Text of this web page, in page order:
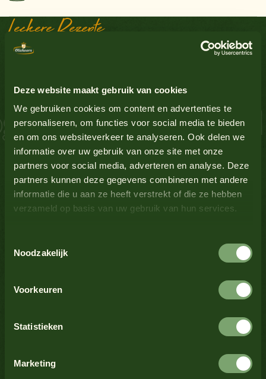
Deze website maakt gebruik van cookies
We gebruiken cookies om content en advertenties te
personaliseren, om functies voor social media te bieden
en om ons websiteverkeer te analyseren. Ook delen we
informatie over uw gebruik van onze site met onze
partners voor social media, adverteren en analyse. Deze
partners kunnen deze gegevens combineren met andere
informatie die u aan ze heeft verstrekt of die ze hebben
verzameld op basis van uw gebruik van hun services.
Noodzakelijk
Voorkeuren
Statistieken
Marketing
Leckere Rezepte
Lachs Schnitzel
Erdnüsse
Glutenhaltiges Getreide
Lupine Nein
Milch Nein
Senf
Nüsse Nein
Krustentiere Nein
Sellerie Nein
Nein
Alle Produkte anzeigen
Alle Produkte anzeigen
Alle Produkte anzeigen
Alle Produkte anzeigen